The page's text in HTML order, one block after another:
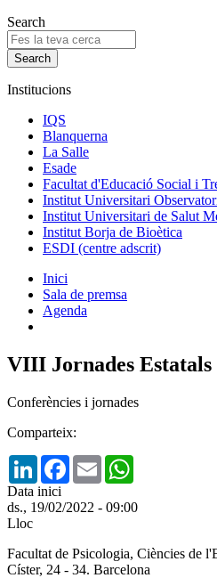
Search
Institucions
IQS
Blanquerna
La Salle
Esade
Facultat d'Educació Social i
Institut Universitari
Institut Universitari de Salut
Institut Borja de Bioètica
ESDI (centre adscrit)
Inici
Sala de premsa
Agenda
VIII Jornades Estatals
Conferències i jornades
Comparteix:
LinkedInFacebook
Email
Data inici
ds., 19/02/2022 - 09:00
Lloc
Facultat de Psicologia, Ciències de
Císter, 24 - 34. Barcelona